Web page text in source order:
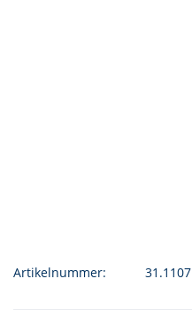
Artikelnummer: 31.1107